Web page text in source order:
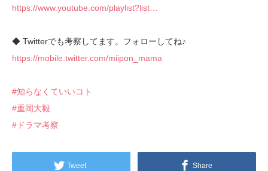
https://www.youtube.com/playlist?list…
◆ Twitterでも考察してます。フォローしてね♪
https://mobile.twitter.com/miipon_mama
#知らなくていいコト
#重岡大毅
#ドラマ考察
Tweet Share